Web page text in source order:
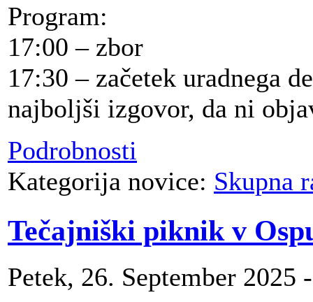
Program:
17:00 – zbor
17:30 – začetek uradnega
najboljši izgovor, da ni
Podrobnosti
Kategorija novice: Skupna
Tečajniški piknik v
Petek, 26. September 2025